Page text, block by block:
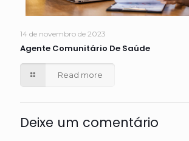
14 de novembro de 2023
Agente Comunitário De Saúde
Read more
Deixe um comentário